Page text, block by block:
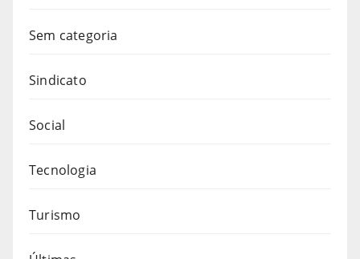
Sem categoria
Sindicato
Social
Tecnologia
Turismo